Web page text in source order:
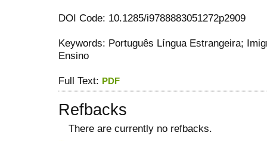
DOI Code: 10.1285/i9788883051272p2909
Keywords: Português Língua Estrangeira;
Ensino
Full Text: PDF
Refbacks
There are currently no refbacks.